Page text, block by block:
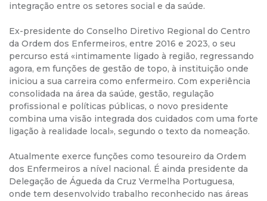
integração entre os setores social e da saúde.
Ex-presidente do Conselho Diretivo Regional do Centro
da Ordem dos Enfermeiros, entre 2016 e 2023, o seu
percurso está «intimamente ligado à região, regressando
agora, em funções de gestão de topo, à instituição onde
iniciou a sua carreira como enfermeiro. Com experiência
consolidada na área da saúde, gestão, regulação
profissional e políticas públicas, o novo presidente
combina uma visão integrada dos cuidados com uma forte
ligação à realidade local», segundo o texto da nomeação.
Atualmente exerce funções como tesoureiro da Ordem
dos Enfermeiros a nível nacional. É ainda presidente da
Delegação de Águeda da Cruz Vermelha Portuguesa,
onde tem desenvolvido trabalho reconhecido nas áreas